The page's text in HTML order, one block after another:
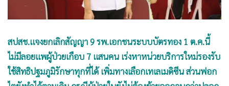
Special Scoop
• เศรษฐกิจ-ธุรกิจ
• จีน
• ชุมชน-คุณภาพชีวิต
• อาชญากรรม
สปสช.แจงยกเลิกสัญญา 9 รพ.เอกชนระบบบัตรทอง 1 ต.ค.นี้
ไม่มีลอยแพผู้ป่วยเกือบ 7 แสนคน เร่งหาหน่วยบริการใหม่รองรับ
ใช้สิทธิปฐมภูมิรักษาทุกที่ได้ เพิ่มทางเลือกเทเลเมดิซีน ส่วนฟอก